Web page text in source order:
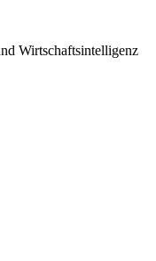
Wirtschaftsintelligenz